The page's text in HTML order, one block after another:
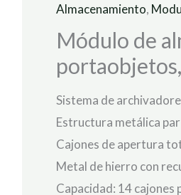
Almacenamiento,
Módulo de
Sistema de
Estructura metálica
Cajones de apertura
Metal de hierro con
Capacidad: 14